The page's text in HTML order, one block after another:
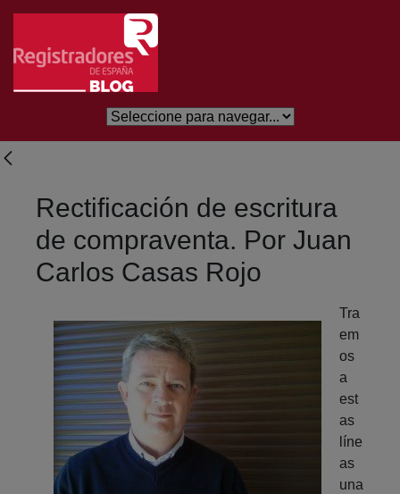
Saltar al contenido principal
Rectificación de escritura
de compraventa. Por Juan
Carlos Casas Rojo
Tra
em
os
a
est
as
líne
as
una